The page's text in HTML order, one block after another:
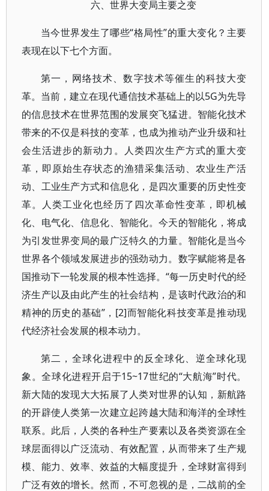
六、世界大变局主要之变
当今世界发生了哪些“格局性”的重大变化？主要
表现在以下七个方面。
第一，网络技术、数字技术等催生的科技大变
革。当前，建立在现代通信技术基础上的以5G为先导
的信息技术在世界范围的发展突飞猛进。智能化技术
带来的不仅是科技的变革，也成为推动产业升级和社
会生活进步的新动力。人类四次生产方式的重大变
革，即原始生存状态的渔猎采集活动、农业生产活
动、工业生产方式和信息化，是四次重要的历史性变
革。人类工业化也经历了四次革命性变革，即机械
化、电气化、信息化、智能化。今天的智能化，将成
为引发世界变局的最广泛特久的力量。智能化是当今
世界各个领域发展进步的强劲动力。数字赋能将是各
国推动下一轮发展的根本性选择。“每一历史时代的经
济生产以及由此产生的社会结构，是该时代政治的和
精神的历史的基础”，[2]而智能化科技变革是推动现
代经济社会发展的根本动力。
第二，全球化进程中的反全球化、逆全球化现
象。全球化进程开启于15~17世纪的“大航海”时代。
新大陆的发现大大拓展了人类对世界的认知，新航路
的开辟使人类第一次建立起跨越大陆和海洋的全球性
联系。此后，人类的各种生产要素以及各类资源在全
球层面得以广泛流动、有效配置，从而带来了生产规
模、能力、效率、效益的大幅度提升，全球财富得到
广泛有效的增长。然而，不可忽视的是，二战前的全